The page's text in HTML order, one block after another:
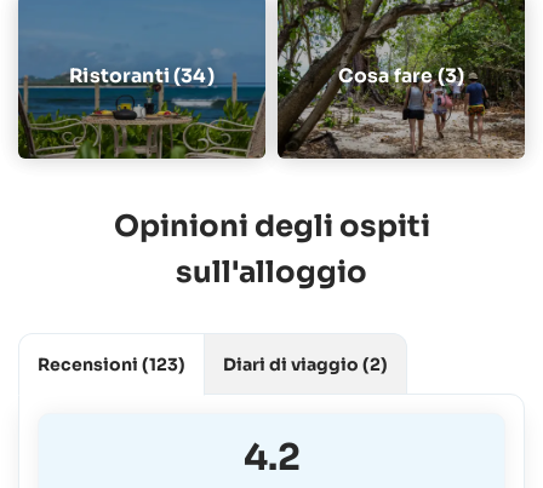
Ristoranti (34) Cosa fare (3)
Opinioni degli ospiti
sull'alloggio
Recensioni (123)
4.2
Diari di viaggio (2)